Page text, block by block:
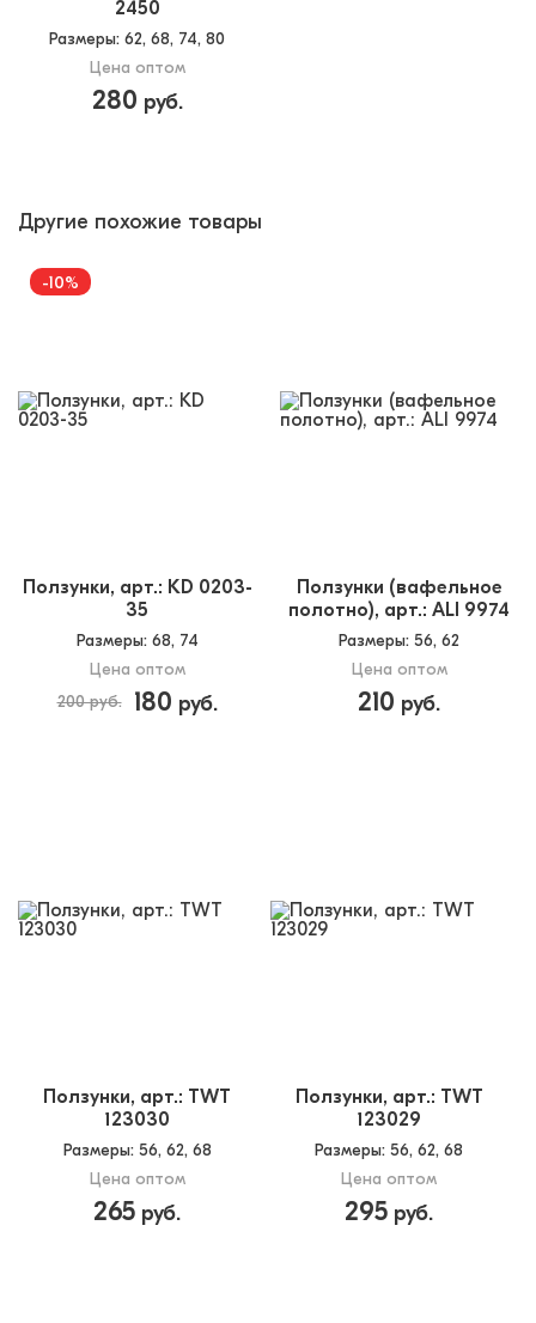
2450
Размеры: 62, 68, 74, 80
Цена оптом
280 руб.
Другие похожие товары
-10%
Ползунки, арт.: KD 0203-
35
Размеры: 68, 74
Цена оптом
200 руб.
180 руб.
Ползунки (вафельное
полотно), арт.: ALI 9974
Размеры: 56, 62
Цена оптом
210 руб.
Ползунки, арт.: TWT
123030
Размеры: 56, 62, 68
Цена оптом
265 руб.
Ползунки, арт.: TWT
123029
Размеры: 56, 62, 68
Цена оптом
295 руб.